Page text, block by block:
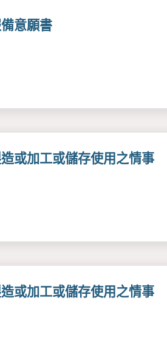
意願書
或加工或儲存使用之情事
或加工或儲存使用之情事